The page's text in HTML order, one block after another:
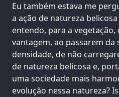
Eu também estava me
a ação de natureza
entendo, para a vegetação,
vantagem, ao passarem
densidade, de não
de natureza belicosa e,
uma sociedade mais
evolução nessa natureza?